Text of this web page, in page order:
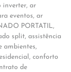
inverter, ar
eventos, ar
PORTATIL,
split, assistência
ambientes,
, conforto
de